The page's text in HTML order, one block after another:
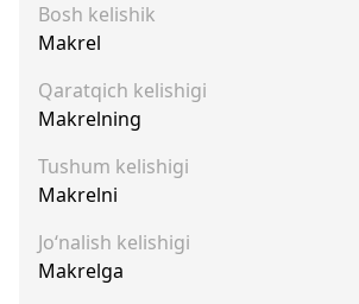
Bosh kelishik
Makrel
Qaratqich kelishigi
Makrelning
Tushum kelishigi
Makrelni
Jo‘nalish kelishigi
Makrelga